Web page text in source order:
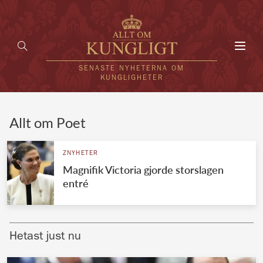
SENASTE NYHETERNA OM
KUNGLIGHETER
UTLÄNDSKT
VÄRLDENS KUNGAHUS
Brittiska kungahuset
Allt om Poet
ZNYHETER
Magnifik Victoria gjorde storslagen
entré
Hetast just nu